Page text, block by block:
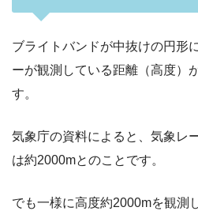
ブライトバンドが中抜けの円形
ーが観測している距離（高度）
す。
気象庁の資料によると、気象レ
は約2000mとのことです。
でも一様に高度約2000mを観測